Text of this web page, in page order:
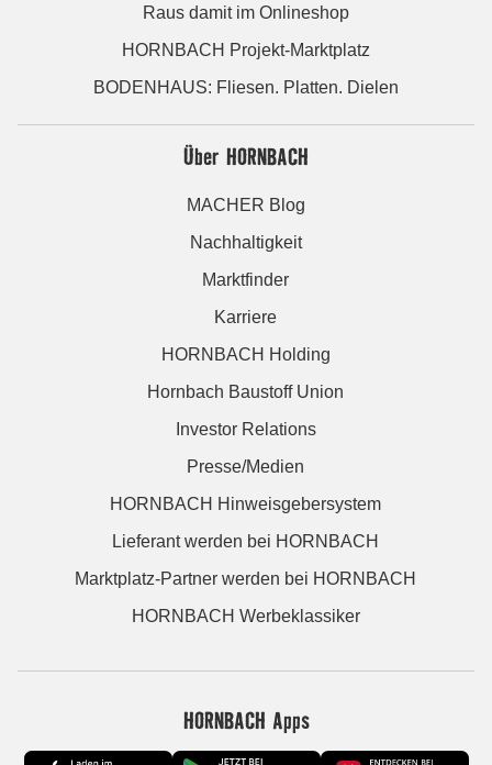
Raus damit im Onlineshop
HORNBACH Projekt-Marktplatz
BODENHAUS: Fliesen. Platten. Dielen
Über HORNBACH
MACHER Blog
Nachhaltigkeit
Marktfinder
Karriere
HORNBACH Holding
Hornbach Baustoff Union
Investor Relations
Presse/Medien
HORNBACH Hinweisgebersystem
Lieferant werden bei HORNBACH
Marktplatz-Partner werden bei HORNBACH
HORNBACH Werbeklassiker
HORNBACH Apps